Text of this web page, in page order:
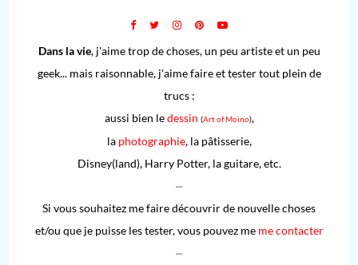
Dans la vie, j'aime trop de choses, un peu artiste et un peu
geek... mais raisonnable, j'aime faire et tester tout plein de
trucs :
aussi bien ledessin (Art of Moino),
la photographie, la pâtisserie,
Disney(land), Harry Potter, la guitare, etc.
⏤
Si vous souhaitez me faire découvrir de nouvelle choses
et/ou que je puisse les tester, vous pouvez me me contacter
⏤